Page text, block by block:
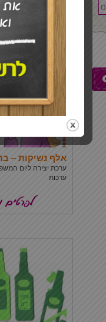
אלף נשיקות –
ערכות